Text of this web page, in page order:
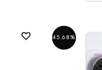
45.68%